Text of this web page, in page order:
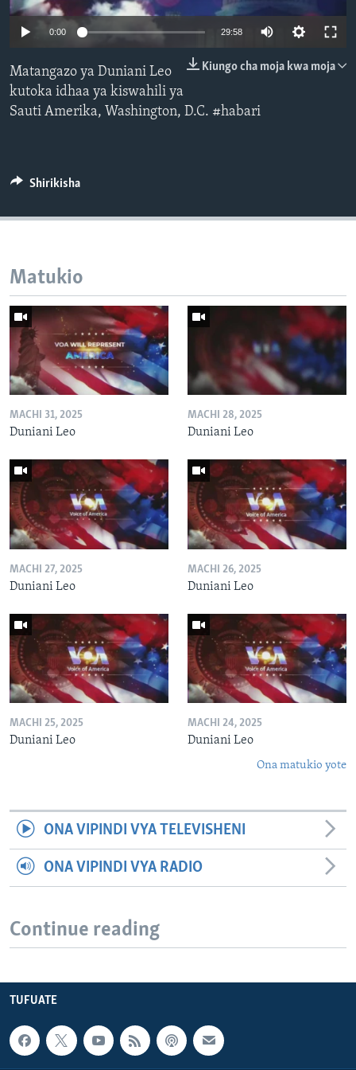
240p
0:00 29:58
Kiungo cha moja kwa moja
Matangazo ya Duniani Leo
kutoka idhaa ya kiswahili ya
Sauti Amerika, Washington, D.C. #habari
Shirikisha
Matukio
MACHI 31, 2025
Duniani Leo
MACHI 28, 2025
Duniani Leo
MACHI 27, 2025
Duniani Leo
MACHI 26, 2025
Duniani Leo
MACHI 25, 2025
Duniani Leo
MACHI 24, 2025
Duniani Leo
Ona matukio yote
ONA VIPINDI VYA TELEVISHENI
ONA VIPINDI VYA RADIO
Continue reading
TUFUATE